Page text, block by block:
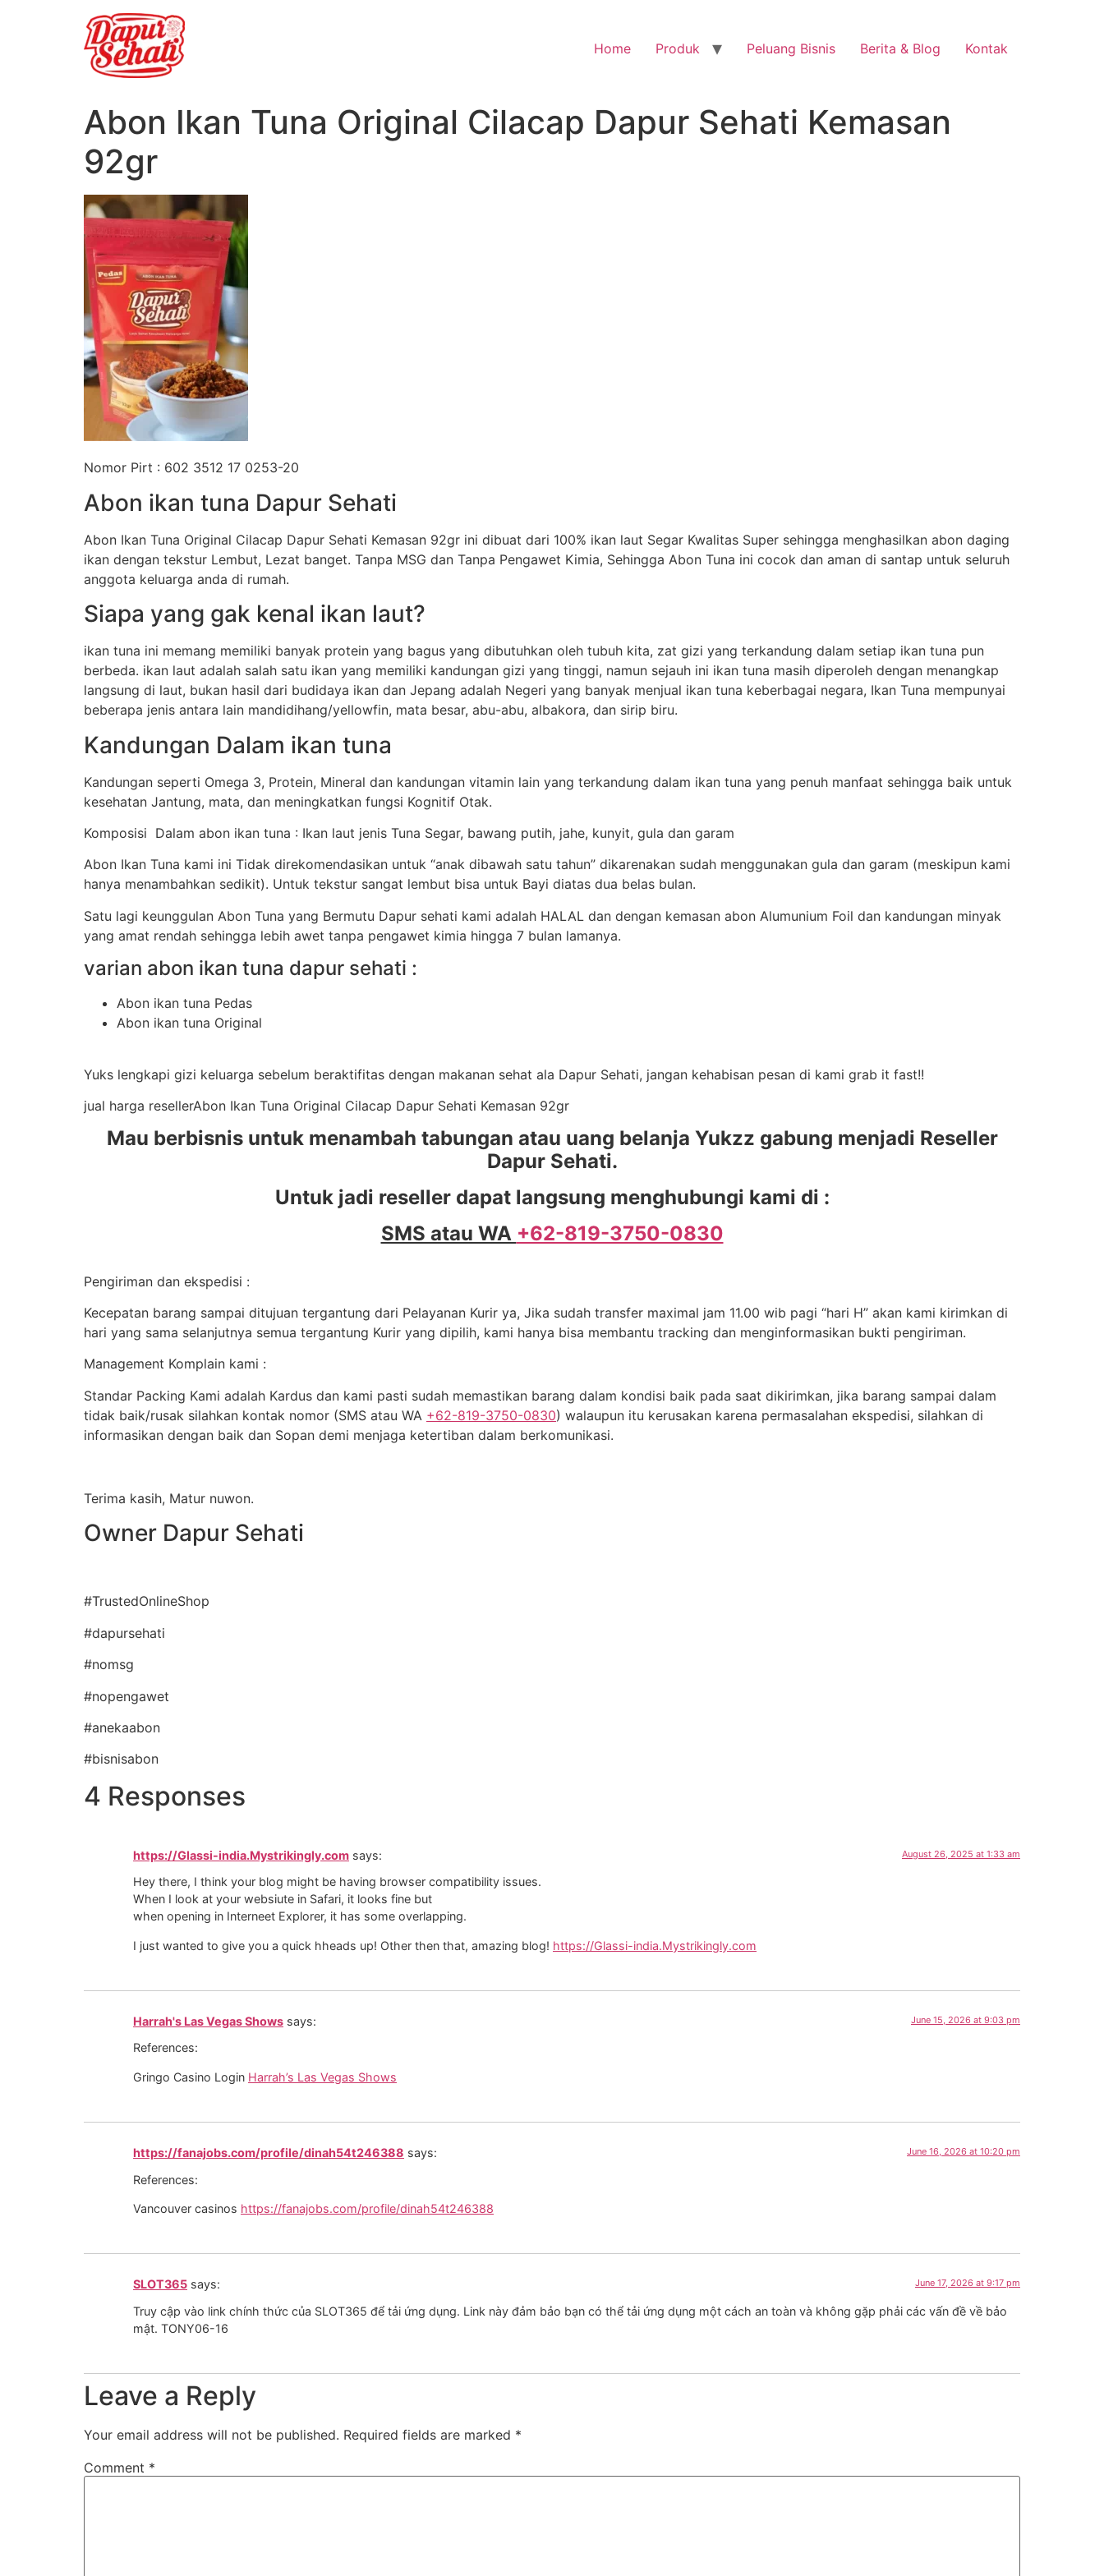
Home Produk Peluang Bisnis Berita & Blog Kontak
Abon Ikan Tuna Original Cilacap Dapur Sehati Kemasan
92gr
Nomor Pirt : 602 3512 17 0253-20
Abon ikan tuna Dapur Sehati
Abon Ikan Tuna Original Cilacap Dapur Sehati Kemasan 92gr ini dibuat dari 100% ikan laut Segar Kwalitas Super sehingga menghasilkan abon daging
ikan dengan tekstur Lembut, Lezat banget. Tanpa MSG dan Tanpa Pengawet Kimia, Sehingga Abon Tuna ini cocok dan aman di santap untuk seluruh
anggota keluarga anda di rumah.
Siapa yang gak kenal ikan laut?
ikan tuna ini memang memiliki banyak protein yang bagus yang dibutuhkan oleh tubuh kita, zat gizi yang terkandung dalam setiap ikan tuna pun
berbeda. ikan laut adalah salah satu ikan yang memiliki kandungan gizi yang tinggi, namun sejauh ini ikan tuna masih diperoleh dengan menangkap
langsung di laut, bukan hasil dari budidaya ikan dan Jepang adalah Negeri yang banyak menjual ikan tuna keberbagai negara, Ikan Tuna mempunyai
beberapa jenis antara lain mandidihang/yellowfin, mata besar, abu-abu, albakora, dan sirip biru.
Kandungan Dalam ikan tuna
Kandungan seperti Omega 3, Protein, Mineral dan kandungan vitamin lain yang terkandung dalam ikan tuna yang penuh manfaat sehingga baik untuk
kesehatan Jantung, mata, dan meningkatkan fungsi Kognitif Otak.
Komposisi Dalam abon ikan tuna : Ikan laut jenis Tuna Segar, bawang putih, jahe, kunyit, gula dan garam
Abon Ikan Tuna kami ini Tidak direkomendasikan untuk “anak dibawah satu tahun” dikarenakan sudah menggunakan gula dan garam (meskipun kami
hanya menambahkan sedikit). Untuk tekstur sangat lembut bisa untuk Bayi diatas dua belas bulan.
Satu lagi keunggulan Abon Tuna yang Bermutu Dapur sehati kami adalah HALAL dan dengan kemasan abon Alumunium Foil dan kandungan minyak
yang amat rendah sehingga lebih awet tanpa pengawet kimia hingga 7 bulan lamanya.
varian abon ikan tuna dapur sehati :
Abon ikan tuna Pedas
Abon ikan tuna Original
Yuks lengkapi gizi keluarga sebelum beraktifitas dengan makanan sehat ala Dapur Sehati, jangan kehabisan pesan di kami grab it fast!!
jual harga resellerAbon Ikan Tuna Original Cilacap Dapur Sehati Kemasan 92gr
Mau berbisnis untuk menambah tabungan atau uang belanja Yukzz gabung menjadi Reseller
Dapur Sehati.
Untuk jadi reseller dapat langsung menghubungi kami di :
SMS atau WA +62-819-3750-0830
Pengiriman dan ekspedisi :
Kecepatan barang sampai ditujuan tergantung dari Pelayanan Kurir ya, Jika sudah transfer maximal jam 11.00 wib pagi “hari H” akan kami kirimkan di
hari yang sama selanjutnya semua tergantung Kurir yang dipilih, kami hanya bisa membantu tracking dan menginformasikan bukti pengiriman.
Management Komplain kami :
Standar Packing Kami adalah Kardus dan kami pasti sudah memastikan barang dalam kondisi baik pada saat dikirimkan, jika barang sampai dalam
tidak baik/rusak silahkan kontak nomor (SMS atau WA +62-819-3750-0830) walaupun itu kerusakan karena permasalahan ekspedisi, silahkan di
informasikan dengan baik dan Sopan demi menjaga ketertiban dalam berkomunikasi.
Terima kasih, Matur nuwon.
Owner Dapur Sehati
#TrustedOnlineShop
#dapursehati
#nomsg
#nopengawet
#anekaabon
#bisnisabon
4 Responses
https://Glassi-india.Mystrikingly.com says: August 26, 2025 at 1:33 am
Hey there, I think your blog might be having browser compatibility issues.
When I look at your websiute in Safari, it looks fine but
when opening in Interneet Explorer, it has some overlapping.
I just wanted to give you a quick hheads up! Other then that, amazing blog! https://Glassi-india.Mystrikingly.com
Harrah's Las Vegas Shows says: June 15, 2026 at 9:03 pm
References:
Gringo Casino Login Harrah’s Las Vegas Shows
https://fanajobs.com/profile/dinah54t246388 says: June 16, 2026 at 10:20 pm
References:
Vancouver casinos https://fanajobs.com/profile/dinah54t246388
SLOT365 says: June 17, 2026 at 9:17 pm
Truy cập vào link chính thức của SLOT365 để tải ứng dụng. Link này đảm bảo bạn có thể tải ứng dụng một cách an toàn và không gặp phải các vấn đề về bảo
mật. TONY06-16
Leave a Reply
Your email address will not be published. Required fields are marked *
Comment *